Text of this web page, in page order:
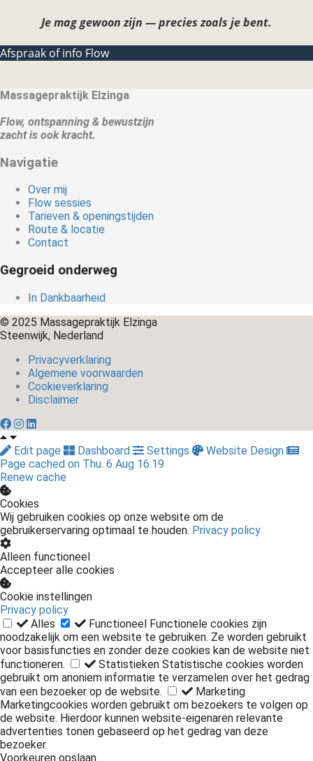
Je mag gewoon zijn — precies zoals je bent.
Afspraak of info Flow
Massagepraktijk Elzinga
Flow, ontspanning & bewustzijn
zacht is ook kracht.
Navigatie
Over mij
Flow sessies
Tarieven & openingstijden
Route & locatie
Contact
Gegroeid onderweg
In Dankbaarheid
© 2025 Massagepraktijk Elzinga
Steenwijk, Nederland
Privacyverklaring
Algemene voorwaarden
Cookieverklaring
Disclaimer
Edit page Dashboard Settings
Website Design
Page cached on Thu. 6 Aug 16:19
Renew cache
Cookies
Wij gebruiken cookies op onze website om de
gebruikerservaring optimaal te houden. Privacy policy
Alleen functioneel
Accepteer alle cookies
Cookie instellingen
Privacy policy
Alles
Functioneel Functionele cookies zijn
noodzakelijk om een website te gebruiken. Ze worden gebruikt
voor basisfuncties en zonder deze cookies kan de website niet
functioneren.
Statistieken Statistische cookies worden
gebruikt om anoniem informatie te verzamelen over het gedrag
van een bezoeker op de website.
Marketing
Marketingcookies worden gebruikt om bezoekers te volgen op
de website. Hierdoor kunnen website-eigenaren relevante
advertenties tonen gebaseerd op het gedrag van deze
bezoeker.
Voorkeuren opslaan